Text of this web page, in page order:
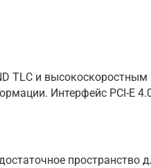
TLC и высокоскоростным
Интерфейс PCI-E